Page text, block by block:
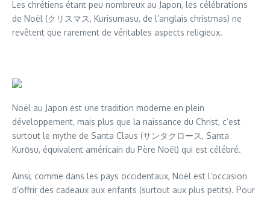
Les chrétiens étant peu nombreux au Japon, les célébrations
de Noël (クリスマス, Kurisumasu, de l’anglais christmas) ne
revêtent que rarement de véritables aspects religieux.
Noël au Japon est une tradition moderne en plein
développement, mais plus que la naissance du Christ, c’est
surtout le mythe de Santa Claus (サンタクロース, Santa
Kurōsu, équivalent américain du Père Noël) qui est célébré.
Ainsi, comme dans les pays occidentaux, Noël est l’occasion
d’offrir des cadeaux aux enfants (surtout aux plus petits). Pour